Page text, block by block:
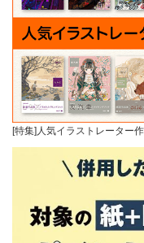
[特集]人気イラストレーター